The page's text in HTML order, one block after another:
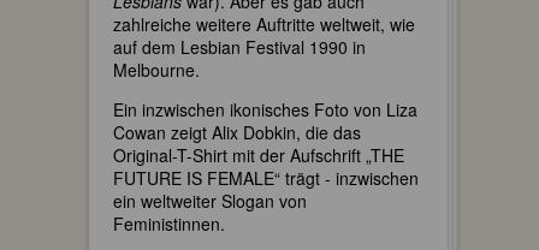
zahlreiche weitere Auftritte weltweit, wie
auf dem Lesbian Festival 1990 in
Melbourne.
Ein inzwischen ikonisches Foto von Liza
Cowan zeigt Alix Dobkin, die das
Original-T-Shirt mit der Aufschrift „THE
FUTURE IS FEMALE“ trägt - inzwischen
ein weltweiter Slogan von
Feministinnen.